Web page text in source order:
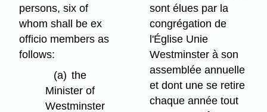
persons, six of
whom shall be ex
officio members as
follows:
(a) the
Minister of
Westminster
sont élues par la
congrégation de
l'Église Unie
Westminster à son
assemblée annuelle
et dont une se retire
chaque année tout